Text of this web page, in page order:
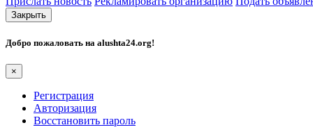
Закрыть
Добро пожаловать на alushta24.org!
×
Регистрация
Авторизация
Восстановить пароль